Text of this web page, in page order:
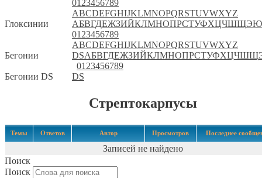
01 23456789
Глоксинии
ABCDEFGHIJKLMNOPQRSTUVWXYZ
АБВГДЕЖЗИЙКЛМНОПРСТУФХЦЧШЩЭЮ
01 23456789
Бегонии
ABCDEFGHIJKLMNOPQRSTUVWXYZ
DSАБВГДЕЖЗИЙКЛМНОПРСТУФХЦЧШЩ
01 23456789
Бегонии DS
DS
Стрептокарпусы
Темы Ответов Автор Просмотров Последнее
Записей не найдено
Поиск
Поиск